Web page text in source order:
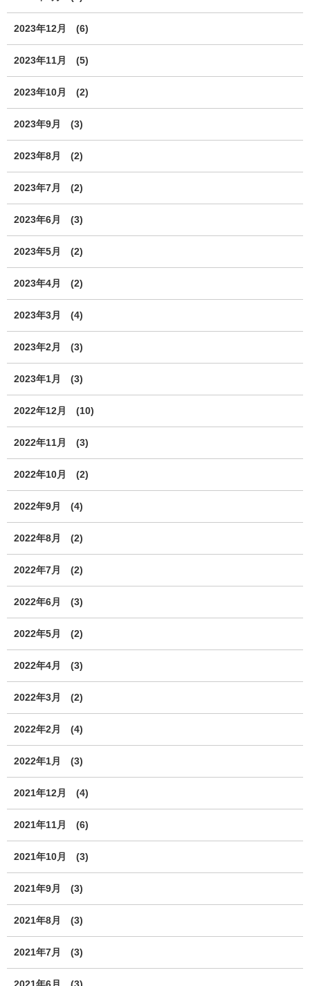
2023年12月 (6)
2023年11月 (5)
2023年10月 (2)
2023年9月 (3)
2023年8月 (2)
2023年7月 (2)
2023年6月 (3)
2023年5月 (2)
2023年4月 (2)
2023年3月 (4)
2023年2月 (3)
2023年1月 (3)
2022年12月 (10)
2022年11月 (3)
2022年10月 (2)
2022年9月 (4)
2022年8月 (2)
2022年7月 (2)
2022年6月 (3)
2022年5月 (2)
2022年4月 (3)
2022年3月 (2)
2022年2月 (4)
2022年1月 (3)
2021年12月 (4)
2021年11月 (6)
2021年10月 (3)
2021年9月 (3)
2021年8月 (3)
2021年7月 (3)